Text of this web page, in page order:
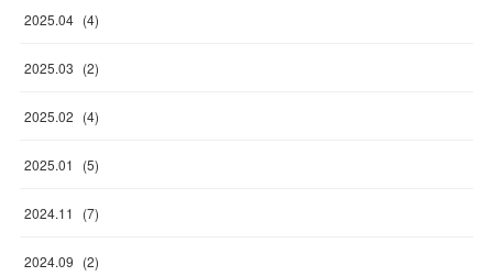
2025.04 (4)
2025.03 (2)
2025.02 (4)
2025.01 (5)
2024.11 (7)
2024.09 (2)